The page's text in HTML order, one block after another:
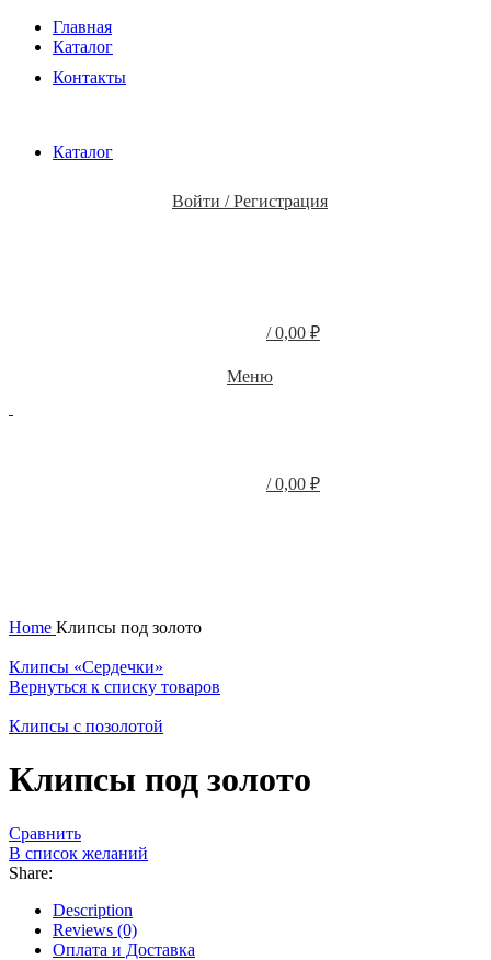
Главная
Каталог
Контакты
Каталог
Войти / Регистрация
/ 0,00 ₽
Меню
/ 0,00 ₽
Home Клипсы под золото
Клипсы «Сердечки»
Вернуться к списку товаров
Клипсы с позолотой
Клипсы под золото
Сравнить
В список желаний
Share:
Description
Reviews (0)
Оплата и Доставка